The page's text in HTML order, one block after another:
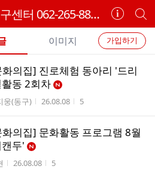
꿈과도전 북구센터 062-265-8899
카
페
정
보
기
개
별
카
페
검
색
가입하기
이미지
의집] 진로체험 동아리 '드리
동 2회차
자
웅(동구) 작성시간
26.08.08 조회수
5
의집] 문화활동 프로그램 8월
두'
작성시간
26.08.08 조회수
5